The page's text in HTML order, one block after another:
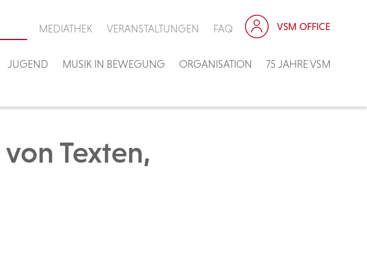
JUGEND MUSIK IN BEWEGUNG ORGANISATION 75 JAHRE VSM
MEDIATHEK VERANSTALTUNGEN FAQ VSM OFFICE
Texten,